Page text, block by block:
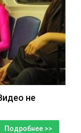
не
Подробнее >>